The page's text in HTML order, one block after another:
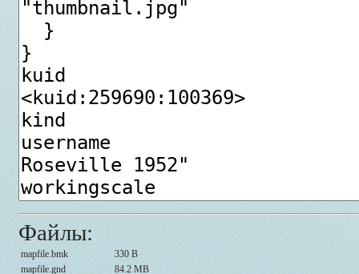
Файлы:
mapfile.bmk
330 B
mapfile.gnd
84.2 MB